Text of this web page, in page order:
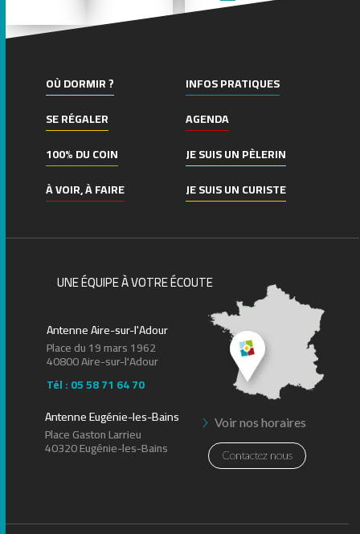
OÙ DORMIR ?
SE RÉGALER
100% DU COIN
À VOIR, À FAIRE
INFOS PRATIQUES
AGENDA
JE SUIS UN PÈLERIN
JE SUIS UN CURISTE
UNE ÉQUIPE À VOTRE ÉCOUTE
Antenne Aire-sur-l'Adour
Place du 19 mars 1962
40800 Aire-sur-l'Adour
Tél : 05 58 71 64 70
Voir nos horaires
Antenne Eugénie-les-Bains
Place Gaston Larrieu
40320 Eugénie-les-Bains Contactez nous